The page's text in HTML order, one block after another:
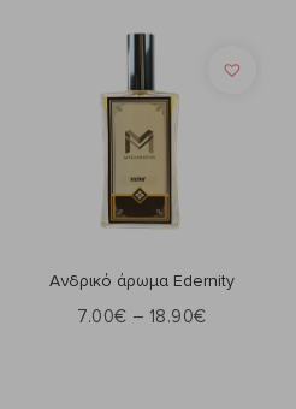
Ανδρικό άρωμα Edernity
7.00€ – 18.90€